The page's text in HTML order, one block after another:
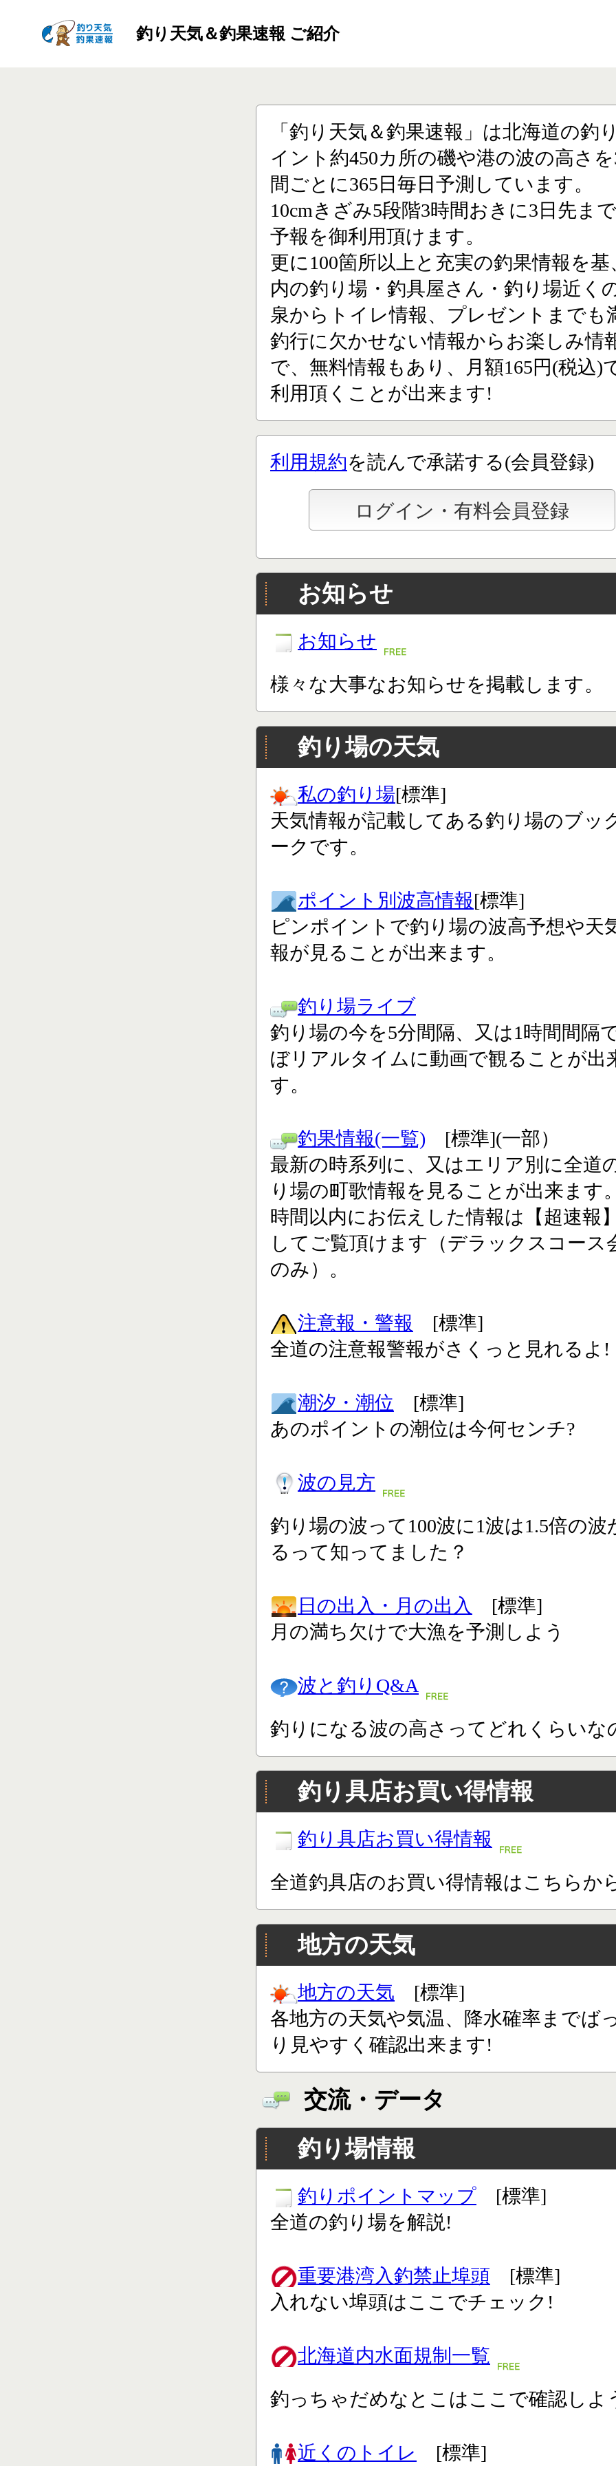
釣り天気＆釣果速報 ご紹介
「釣り天気＆釣果速報」は北海道の釣
イント約450カ所の磯や港の波の高さ
間ごとに365日毎日予測しています。
10cmきざみ5段階3時間おきに3日先ま
予報を御利用頂けます。
更に100箇所以上と充実の釣果情報を基
内の釣り場・釣具屋さん・釣り場近く
泉からトイレ情報、プレゼントまでも
釣行に欠かせない情報からお楽しみ情
で、無料情報もあり、月額165円(税込)
利用頂くことが出来ます!
利用規約を読んで承諾する(会員登録)
お知らせ
お知らせ
様々な大事なお知らせを掲載します。
釣り場の天気
私の釣り場[標準]
天気情報が記載してある釣り場のブッ
ークです。
ポイント別波高情報[標準]
ピンポイントで釣り場の波高予想や天
報が見ることが出来ます。
釣り場ライブ
釣り場の今を5分間隔、又は1時間間隔
ぼリアルタイムに動画で観ることが出
す。
釣果情報(一覧) [標準](一部）
最新の時系列に、又はエリア別に全道
り場の町歌情報を見ることが出来ます
時間以内にお伝えした情報は【超速報
してご覧頂けます（デラックスコース
のみ）。
注意報・警報 [標準]
全道の注意報警報がさくっと見れるよ!
潮汐・潮位 [標準]
あのポイントの潮位は今何センチ?
波の見方
釣り場の波って100波に1波は1.5倍の波
るって知ってました？
日の出入・月の出入
[標準]
月の満ち欠けで大漁を予測しよう
波と釣りQ&A
釣りになる波の高さってどれくらいな
釣り具店お買い得情報
釣り具店お買い得情報
全道釣具店のお買い得情報はこちらか
地方の天気
地方の天気 [標準]
各地方の天気や気温、降水確率までば
り見やすく確認出来ます!
交流・データ
釣り場情報
釣りポイントマップ [標準]
全道の釣り場を解説!
重要港湾入釣禁止埠頭 [標準]
入れない埠頭はここでチェック!
北海道内水面規制一覧
釣っちゃだめなとこはここで確認しよ
近くのトイレ [標準]